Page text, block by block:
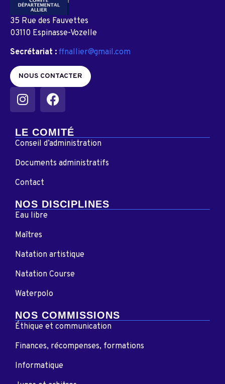
35 Rue des Fauvettes
03110 Espinasse-Vozelle
Secrétariat : ffnallier@gmail.com
NOUS CONTACTER
LE COMITÉ
Conseil d’administration
Documents administratifs
Contact
NOS DISCIPLINES
Eau libre
Maîtres
Natation artistique
Natation Course
Waterpolo
NOS COMMISSIONS
Éthique et communication
Finances, récompenses, formations
Informatique